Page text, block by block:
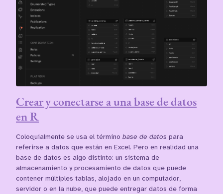
Crear y conectarse a una base de datos
en R
Coloquialmente se usa el término base de datos para
referirse a datos que están en Excel. Pero en realidad una
base de datos es algo distinto: un sistema de
almacenamiento y procesamiento de datos que puede
contener múltiples tablas, alojado en un computador,
servidor o en la nube, que puede entregar datos de forma